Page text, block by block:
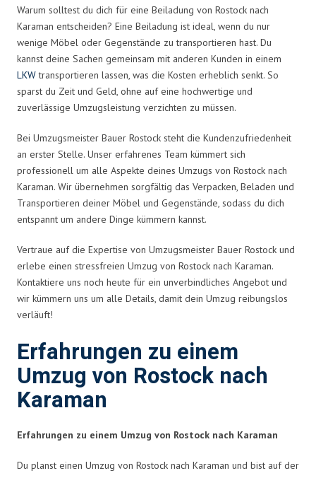
Warum solltest du dich für eine Beiladung von Rostock nach
Karaman entscheiden? Eine Beiladung ist ideal, wenn du nur
wenige Möbel oder Gegenstände zu transportieren hast. Du
kannst deine Sachen gemeinsam mit anderen Kunden in einem
LKWtransportieren lassen, was die Kosten erheblich senkt. So
sparst du Zeit und Geld, ohne auf eine hochwertige und
zuverlässige Umzugsleistung verzichten zu müssen.
Bei Umzugsmeister Bauer Rostock steht die Kundenzufriedenheit
an erster Stelle. Unser erfahrenes Team kümmert sich
professionell um alle Aspekte deines Umzugs von Rostock nach
Karaman. Wir übernehmen sorgfältig das Verpacken, Beladen und
Transportieren deiner Möbel und Gegenstände, sodass du dich
entspannt um andere Dinge kümmern kannst.
Vertraue auf die Expertise von Umzugsmeister Bauer Rostock und
erlebe einen stressfreien Umzug von Rostock nach Karaman.
Kontaktiere uns noch heute für ein unverbindliches Angebot und
wir kümmern uns um alle Details, damit dein Umzug reibungslos
verläuft!
Erfahrungen zu einem
Umzug von Rostock nach
Karaman
Erfahrungen zu einem Umzug von Rostock nach Karaman
Du planst einen Umzug von Rostock nach Karaman und bist auf der